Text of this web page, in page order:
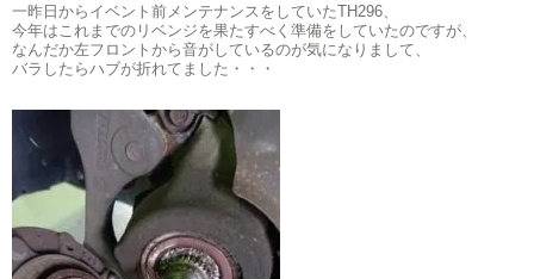
一昨日からイベント前メンテナンスをしていたTH296、
今年はこれまでのリベンジを果たすべく準備をしていたのですが、
なんだか左フロントから音がしているのが気になりまして、
バラしたらハブが折れてました・・・